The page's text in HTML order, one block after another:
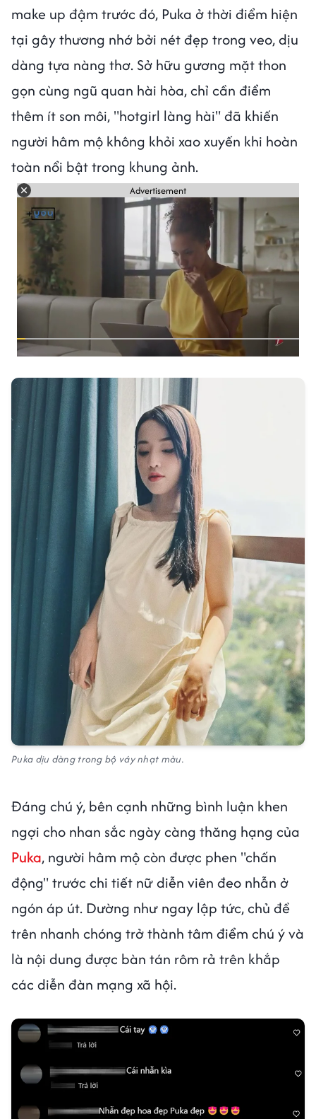
make up đậm trước đó, Puka ở thời điểm hiện
tại gây thương nhớ bởi nét đẹp trong veo, dịu
dàng tựa nàng thơ. Sở hữu gương mặt thon
gọn cùng ngũ quan hài hòa, chỉ cần điểm
thêm ít son môi, "hotgirl làng hài" đã khiến
người hâm mộ không khỏi xao xuyến khi hoàn
toàn nổi bật trong khung ảnh.
Advertisement
Puka dịu dàng trong bộ váy nhạt màu.
Đáng chú ý, bên cạnh những bình luận khen
ngợi cho nhan sắc ngày càng thăng hạng của
Puka, người hâm mộ còn được phen "chấn
động" trước chi tiết nữ diễn viên đeo nhẫn ở
ngón áp út. Dường như ngay lập tức, chủ đề
trên nhanh chóng trở thành tâm điểm chú ý và
là nội dung được bàn tán rôm rả trên khắp
các diễn đàn mạng xã hội.